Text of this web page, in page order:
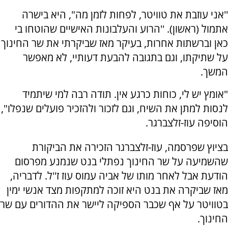
''אני עוזבת את טוויטר, לפחות לזמן מה", היא בישרה
אתמול (ראשון). ''הרוע והעלבונות האישיים שהוטחו בי
כאן וברשתות אחרות, בעיקר מאז שביקרתי את שר החינוך
על שתיקתו, וגם בתגובה להבעת דעותיי, לא מאפשר
המשך.
"אומץ יש לי, כוחות כרגע אין. תודה רבה למי שיתמיד
לנסות למתן את השיח, וגם לזכור ולהזכיר פועלים שנפלו",
הוסיפה עוז-זלצברגר.
בציוץ שפרסמה, עוז-זלצברגר הזכירה את הביקורת
שהשמיעה על שר החינוך נפתלי בנט שנמנע מפרסום
הודעת אבל לאחר מותו של אביה עמוס עוז ז''ל. לדבריה,
מאז שביקרה את בנט היא זוכה למתקפות מצד אנשי ימין
בטוויטר על אף שכבר הספיקה ליישר את ההדורים עם שר
החינוך.